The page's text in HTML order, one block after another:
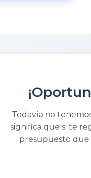
Todavía no
significa que si te
presupuesto que